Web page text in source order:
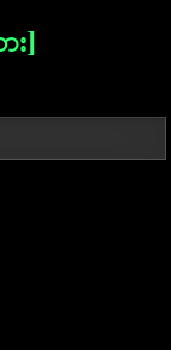
း]